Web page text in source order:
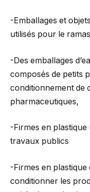
-Emballages et
utilisés pour le
-Des emballages
composés de petits
conditionnement de
pharmaceutiques,
-Firmes en plastique
travaux publics
-Firmes en plastique
conditionner les